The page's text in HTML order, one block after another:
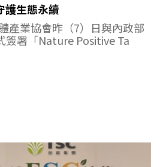
護生態永續
產業協會昨（7）日與內政部
簽署「Nature Positive Ta